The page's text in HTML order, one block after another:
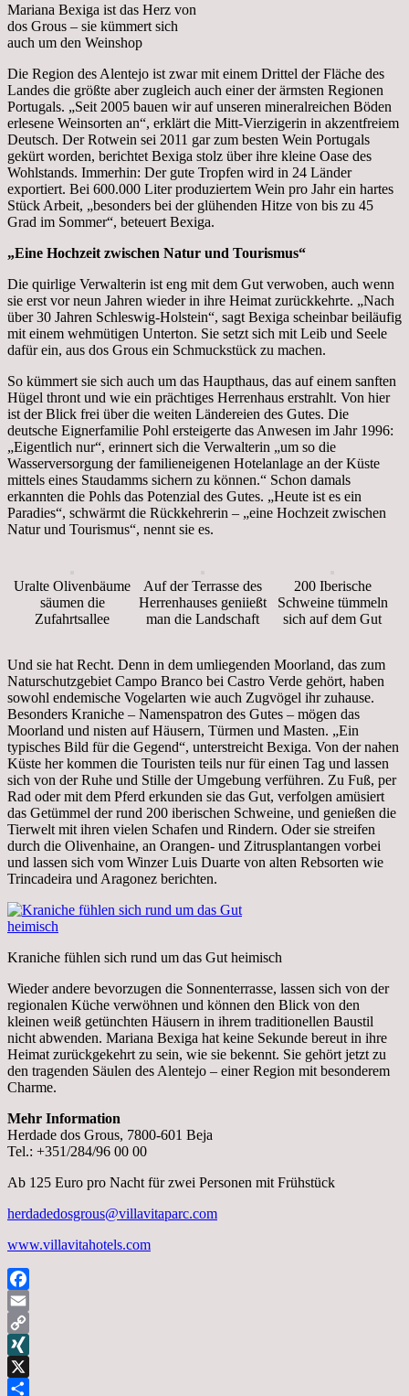
Mariana Bexiga ist das Herz von
dos Grous – sie kümmert sich
auch um den Weinshop
Die Region des Alentejo ist zwar mit einem Drittel der Fläche des
Landes die größte aber zugleich auch einer der ärmsten Regionen
Portugals. „Seit 2005 bauen wir auf unseren mineralreichen Böden
erlesene Weinsorten an“, erklärt die Mitt-Vierzigerin in akzentfreiem
Deutsch. Der Rotwein sei 2011 gar zum besten Wein Portugals
gekürt worden, berichtet Bexiga stolz über ihre kleine Oase des
Wohlstands. Immerhin: Der gute Tropfen wird in 24 Länder
exportiert. Bei 600.000 Liter produziertem Wein pro Jahr ein hartes
Stück Arbeit, „besonders bei der glühenden Hitze von bis zu 45
Grad im Sommer“, beteuert Bexiga.
„Eine Hochzeit zwischen Natur und Tourismus“
Die quirlige Verwalterin ist eng mit dem Gut verwoben, auch wenn
sie erst vor neun Jahren wieder in ihre Heimat zurückkehrte. „Nach
über 30 Jahren Schleswig-Holstein“, sagt Bexiga scheinbar beiläufig
mit einem wehmütigen Unterton. Sie setzt sich mit Leib und Seele
dafür ein, aus dos Grous ein Schmuckstück zu machen.
So kümmert sie sich auch um das Haupthaus, das auf einem sanften
Hügel thront und wie ein prächtiges Herrenhaus erstrahlt. Von hier
ist der Blick frei über die weiten Ländereien des Gutes. Die
deutsche Eignerfamilie Pohl ersteigerte das Anwesen im Jahr 1996:
„Eigentlich nur“, erinnert sich die Verwalterin „um so die
Wasserversorgung der familieneigenen Hotelanlage an der Küste
mittels eines Staudamms sichern zu können.“ Schon damals
erkannten die Pohls das Potenzial des Gutes. „Heute ist es ein
Paradies“, schwärmt die Rückkehrerin – „eine Hochzeit zwischen
Natur und Tourismus“, nennt sie es.
Uralte Olivenbäume
säumen die
Zufahrtsallee
Auf der Terrasse des
Herrenhauses geniießt
man die Landschaft
200 Iberische
Schweine tümmeln
sich auf dem Gut
Und sie hat Recht. Denn in dem umliegenden Moorland, das zum
Naturschutzgebiet Campo Branco bei Castro Verde gehört, haben
sowohl endemische Vogelarten wie auch Zugvögel ihr zuhause.
Besonders Kraniche – Namenspatron des Gutes – mögen das
Moorland und nisten auf Häusern, Türmen und Masten. „Ein
typisches Bild für die Gegend“, unterstreicht Bexiga. Von der nahen
Küste her kommen die Touristen teils nur für einen Tag und lassen
sich von der Ruhe und Stille der Umgebung verführen. Zu Fuß, per
Rad oder mit dem Pferd erkunden sie das Gut, verfolgen amüsiert
das Getümmel der rund 200 iberischen Schweine, und genießen die
Tierwelt mit ihren vielen Schafen und Rindern. Oder sie streifen
durch die Olivenhaine, an Orangen- und Zitrusplantangen vorbei
und lassen sich vom Winzer Luis Duarte von alten Rebsorten wie
Trincadeira und Aragonez berichten.
Kraniche fühlen sich rund um das Gut heimisch
Wieder andere bevorzugen die Sonnenterrasse, lassen sich von der
regionalen Küche verwöhnen und können den Blick von den
kleinen weiß getünchten Häusern in ihrem traditionellen Baustil
nicht abwenden. Mariana Bexiga hat keine Sekunde bereut in ihre
Heimat zurückgekehrt zu sein, wie sie bekennt. Sie gehört jetzt zu
den tragenden Säulen des Alentejo – einer Region mit besonderem
Charme.
Mehr Information
Herdade dos Grous, 7800-601 Beja
Tel.: +351/284/96 00 00
Ab 125 Euro pro Nacht für zwei Personen mit Frühstück
herdadedosgrous@villavitaparc.com
www.villavitahotels.com
Facebook
Email
Copy
Link
XING
X